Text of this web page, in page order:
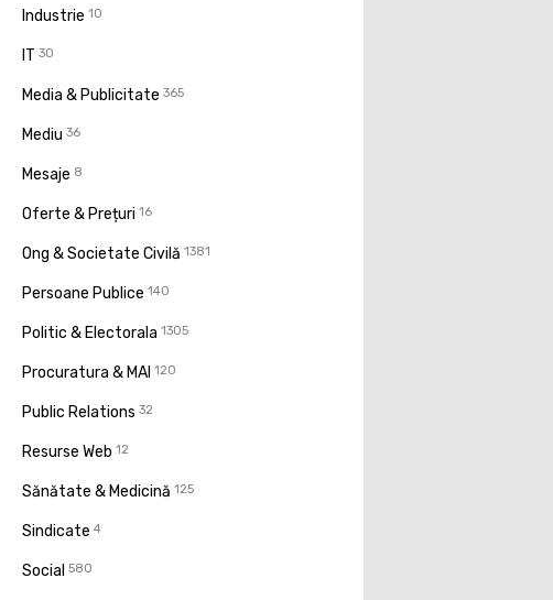
Industrie 10
IT 30
Media & Publicitate 365
Mediu 36
Mesaje 8
Oferte & Prețuri 16
Ong & Societate Civilă 1381
Persoane Publice 140
Politic & Electorala 1305
Procuratura & MAI 120
Public Relations 32
Resurse Web 12
Sănătate & Medicină 125
Sindicate 4
Social 580